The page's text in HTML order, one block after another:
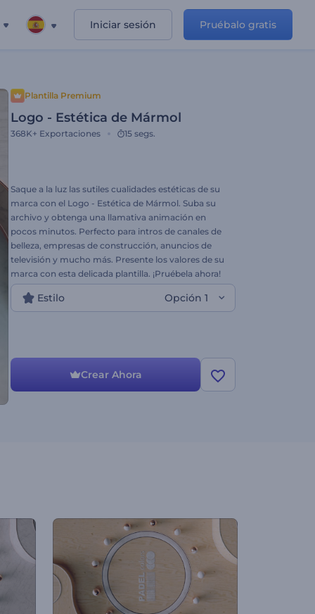
Iniciar sesión Pruébalo gratis
Plantilla Premium
Logo - Estética de Mármol
368K+ Exportaciones 15 segs.
Saque a la luz las sutiles cualidades estéticas de su
marca con el Logo - Estética de Mármol. Suba su
archivo y obtenga una llamativa animación en
pocos minutos. Perfecto para intros de canales de
belleza, empresas de construcción, anuncios de
televisión y mucho más. Presente los valores de su
marca con esta delicada plantilla. ¡Pruébela ahora!
Estilo Opción 1
Crear Ahora